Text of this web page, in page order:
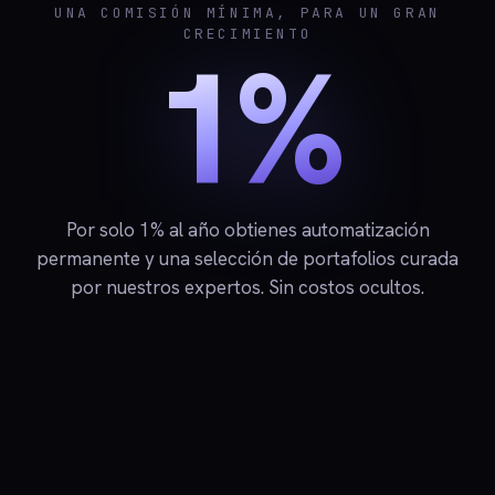
UNA COMISIÓN MÍNIMA, PARA UN GRAN
CRECIMIENTO
1%
Por solo 1% al año obtienes automatización
permanente y una selección de portafolios curada
por nuestros expertos. Sin costos ocultos.